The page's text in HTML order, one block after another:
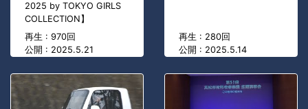
2025 by TOKYO GIRLS
COLLECTION】
再生 : 970回
公開 : 2025.5.21
再生 : 280回
公開 : 2025.5.14